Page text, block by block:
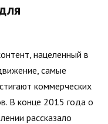
нацеленный в
самые
коммерческих
В конце 2015 года о
рассказало